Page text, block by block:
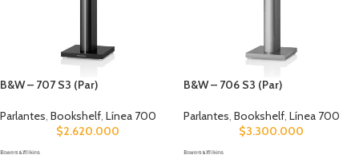
B&W – 707 S3 (Par)
Parlantes, Bookshelf, Línea 700
$2.620.000
B&W – 706 S3 (Par)
Parlantes, Bookshelf, Línea 700
$3.300.000